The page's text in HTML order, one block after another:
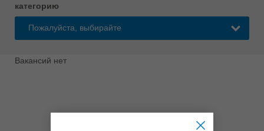
ประเทศไทย
категорию
Вакансий нет